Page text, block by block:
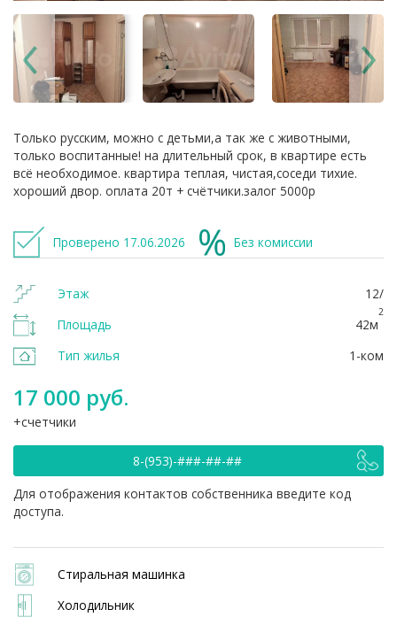
Только русским, можно с детьми,а так же с животными,
только воспитанные! на длительный срок, в квартире есть
всё необходимое. квартира теплая, чистая,соседи тихие.
хороший двор. оплата 20т + счётчики.залог 5000р
Проверено 17.06.2026 Без комиссии
Этаж
12/
Площадь
42м
2
Тип жилья 1-ком
17 000 руб.
счетчики
8-(953)-###-##-##
Для отображения контактов собственника введите код
доступа.
Стиральная машинка
Холодильник